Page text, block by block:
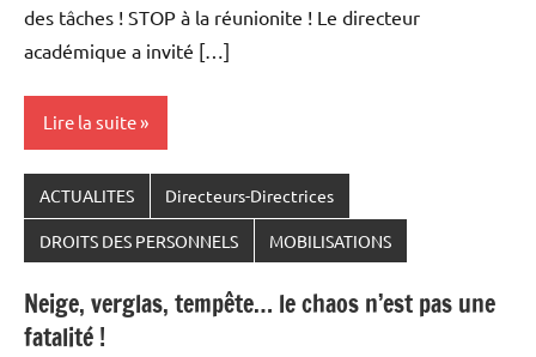
des tâches ! STOP à la réunionite ! Le directeur
académique a invité […]
Lire la suite
ACTUALITES Directeurs-Directrices
DROITS DES PERSONNELS MOBILISATIONS
Neige, verglas, tempête… le chaos n’est pas une
fatalité !